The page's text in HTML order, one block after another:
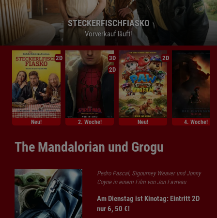
STECKERFISCHFIASKO
Vorverkauf läuft!
STECKERFISCHFIASKO
Vorverkauf läuft!
STECKERFISCHFIASKO
Vorverkauf läuft!
2D
Neu!
3D
2D
2. Woche!
2D
Neu! 4. Woche!
The Mandalorian und Grogu
Pedro Pascal, Sigourney Weaver und Jonny
Coyne in einem Film von Jon Favreau
Am Dienstag ist Kinotag: Eintritt 2D
nur 6, 50 €!